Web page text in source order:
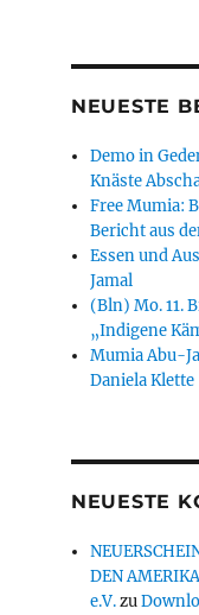
NEUESTE
Demo in
Knäste
Free Mumia:
Bericht aus
Essen und
Jamal
(Bln) Mo. 11.
„Indigene
Mumia Abu-
Daniela Klette
NEUESTE
DEN
e.V.zu